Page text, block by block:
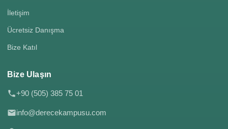
İletişim
Ücretsiz Danışma
Bize Katıl
Bize Ulaşın
+90 (505) 385 75 01
info@derecekampusu.com